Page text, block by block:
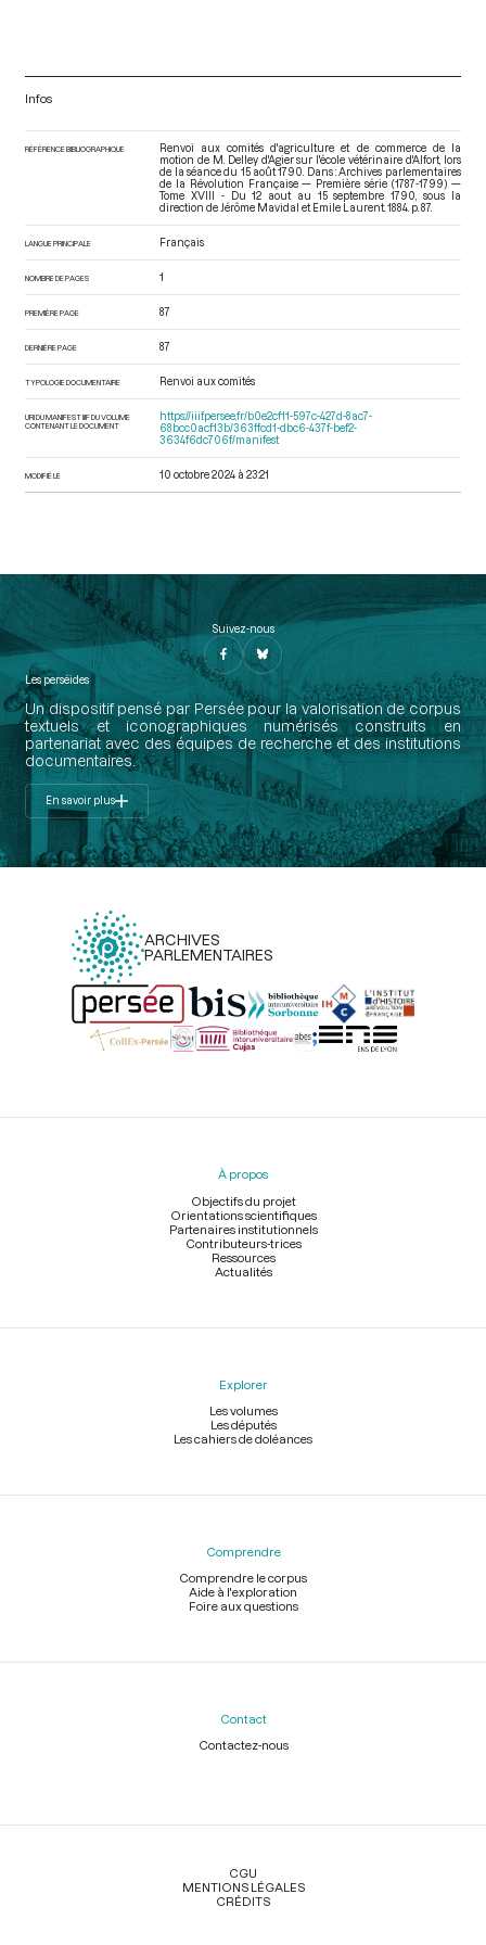
Infos
RÉFÉRENCE BIBLIOGRAPHIQUE
Renvoi aux comités d'agriculture et de commerce de la
motion de M. Delley d'Agier sur l'école vétérinaire d'Alfort, lors
de la séance du 15 août 1790. Dans : Archives parlementaires
de la Révolution Française — Première série (1787-1799) —
Tome XVIII - Du 12 aout au 15 septembre 1790
, sous la
direction de Jérôme Mavidal et Emile Laurent. 1884. p. 87.
LANGUE PRINCIPALE Français
NOMBRE DE PAGES 1
PREMIÈRE PAGE 87
DERNIÈRE PAGE 87
TYPOLOGIE DOCUMENTAIRE Renvoi aux comités
URI DU MANIFEST IIIF DU VOLUME
CONTENANT LE DOCUMENT
https://iiif.persee.fr/b0e2cf11-597c-427d-8ac7-
68bcc0acf13b/363ffcd1-dbc6-437f-bef2-
3634f6dc706f/manifest
MODIFIÉ LE 10 octobre 2024 à 23:21
Suivez-nous
Les perséides
Un dispositif pensé par Persée pour la valorisation de corpus
textuels et iconographiques numérisés construits en
partenariat avec des équipes de recherche et des institutions
documentaires.
En savoir plus
ARCHIVES
PARLEMENTAIRES
Menu
À propos
Objectifs du projet
Orientations scientifiques
Partenaires institutionnels
Contributeurs-trices
Ressources
Actualités
Explorer
Les volumes
Les députés
Les cahiers de doléances
Comprendre
Comprendre le corpus
Aide à l'exploration
Foire aux questions
Contact
Contactez-nous
Légal
CGU
MENTIONS LÉGALES
CRÉDITS